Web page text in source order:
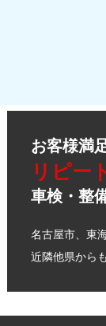
お客様満
リピー
車検・整
名古屋市、東
近隣他県から